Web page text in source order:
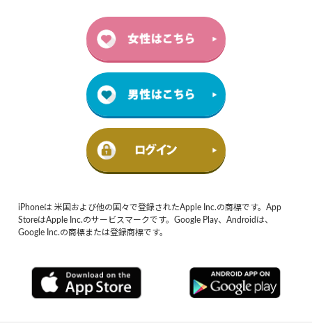
iPhoneは 米国および他の国々で登録されたApple Inc.の商標です。App
StoreはApple Inc.のサービスマークです。Google Play、Androidは、
Google Inc.の商標または登録商標です。